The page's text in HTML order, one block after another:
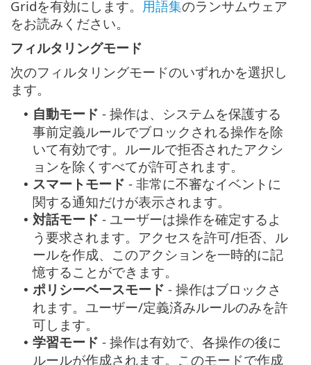
Gridを有効にします。 用語集のランサムウェア
をお読みください。
フィルタリングモード
次のフィルタリングモードのいずれかを選択し
ます。
• 自動モード - 操作は、システムを保護する
事前定義ルールでブロックされる操作を除
いて有効です。ルールで拒否されたアクシ
ョンを除くすべてが許可されます。
• スマートモード - 非常に不審なイベントに
関する通知だけが表示されます。
• 対話モード - ユーザーは操作を確定するよ
う要求されます。アクセスを許可/拒否、ル
ールを作成、このアクションを一時的に記
憶することができます。
• ポリシーベースモード - 操作はブロックさ
れます。ユーザー/定義済みルールのみを許
可します。
• 学習モード - 操作は有効で、各操作の後に
ルールが作成されます。このモードで作成